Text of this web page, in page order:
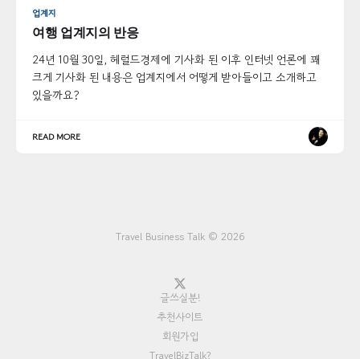
업계지
여행 업계지의 반응
24년 10월 30일, 헤럴드경제에 기사화 된 이후 인터넷 언론에 꽤
크게 기사화 된 내용은 업계지에서 어떻게 받아들이고 소개하고
있을까요?
READ MORE
Travel Business Talk © 2026
글쓰실분!
추천사이트
회원가입
TravelBizTalk?